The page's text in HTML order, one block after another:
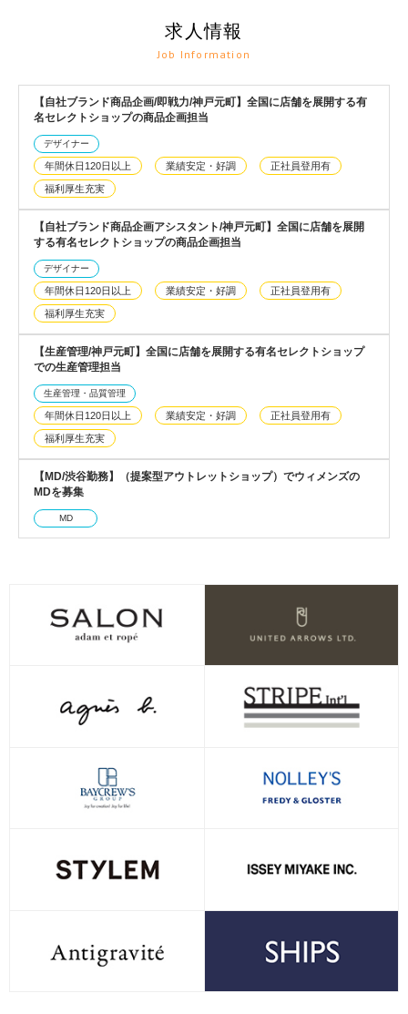
求人情報
Job Information
【自社ブランド商品企画/即戦力/神戸元町】全国に店舗を展開する有
名セレクトショップの商品企画担当
デザイナー
年間休日120日以上 業績安定・好調 正社員登用有
福利厚生充実
【自社ブランド商品企画アシスタント/神戸元町】全国に店舗を展開
する有名セレクトショップの商品企画担当
デザイナー
年間休日120日以上 業績安定・好調 正社員登用有
福利厚生充実
【生産管理/神戸元町】全国に店舗を展開する有名セレクトショップ
での生産管理担当
生産管理・品質管理
年間休日120日以上 業績安定・好調 正社員登用有
福利厚生充実
【MD/渋谷勤務】（提案型アウトレットショップ）でウィメンズの
MDを募集
MD